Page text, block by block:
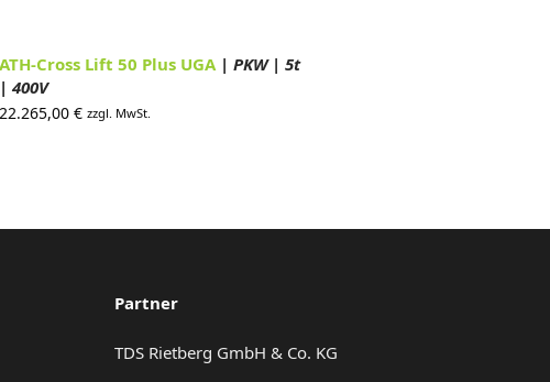
ATH-Cross Lift 50 Plus UGA | PKW | 5t
| 400V
22.265,00 € zzgl. MwSt.
Partner
TDS Rietberg GmbH & Co. KG